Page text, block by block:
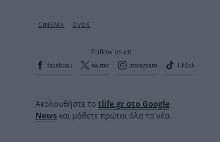
Follow us on
facebook
twitter Instagram TikTok
Ακολουθήστε το tlife.gr στο Google
News και μάθετε πρώτοι όλα τα νέα.